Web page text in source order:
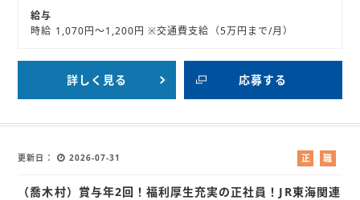
給与
時給 1,070円～1,200円 ※交通費支給（5万円まで/月）
詳しく見る 応募する
更新日 2026-07-31
正
員
職
紹
（喬木村）賞与年2回！福利厚生充実の正社員！JR東海関連